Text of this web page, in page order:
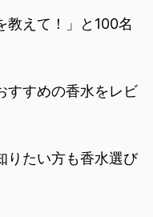
教えて！」と100名
すすめの香水をレビ
りたい方も香水選び